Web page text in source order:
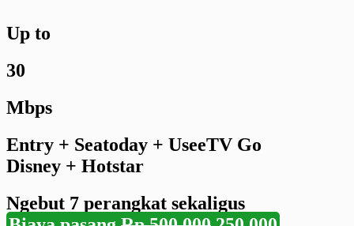
Up to
30
Mbps
Entry + Seatoday + UseeTV Go
Disney + Hotstar
Ngebut 7 perangkat sekaligus